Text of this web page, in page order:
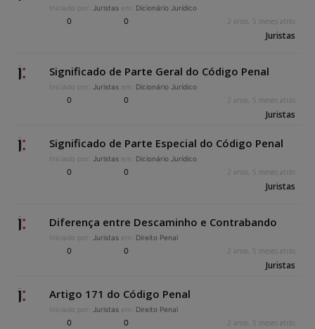
Iniciado por: Juristas em: Dicionário Jurídico
0 0 2 anos, 5 meses atrás
Juristas
Significado de Parte Geral do Código Penal
Iniciado por: Juristas em: Dicionário Jurídico
0 0 2 anos, 5 meses atrás
Juristas
Significado de Parte Especial do Código Penal
Iniciado por: Juristas em: Dicionário Jurídico
0 0 2 anos, 5 meses atrás
Juristas
Diferença entre Descaminho e Contrabando
Iniciado por: Juristas em: Direito Penal
0 0 2 anos, 5 meses atrás
Juristas
Artigo 171 do Código Penal
Iniciado por: Juristas em: Direito Penal
0 0 2 anos, 5 meses atrás